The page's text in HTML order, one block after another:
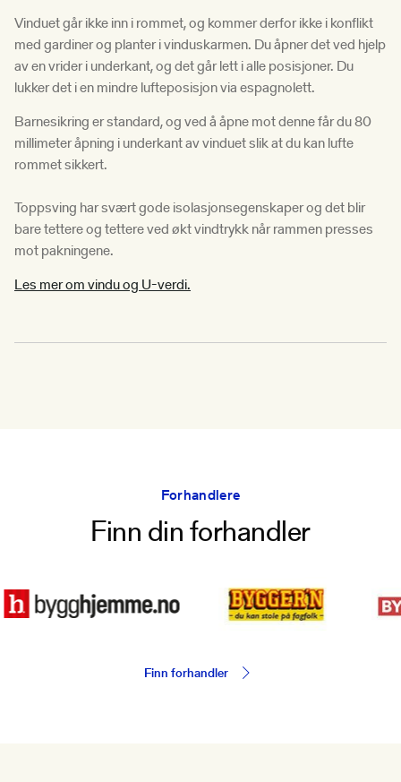
Vinduet går ikke inn i rommet, og kommer derfor ikke i konflikt
med gardiner og planter i vinduskarmen. Du åpner det ved hjelp
av en vrider i underkant, og det går lett i alle posisjoner. Du
lukker det i en mindre lufteposisjon via espagnolett.
Barnesikring er standard, og ved å åpne mot denne får du 80
millimeter åpning i underkant av vinduet slik at du kan lufte
rommet sikkert.
Toppsving har svært gode isolasjonsegenskaper og det blir
bare tettere og tettere ved økt vindtrykk når rammen presses
mot pakningene.
Les mer om vindu og U-verdi.
Forhandlere
Finn din forhandler
Finn forhandler